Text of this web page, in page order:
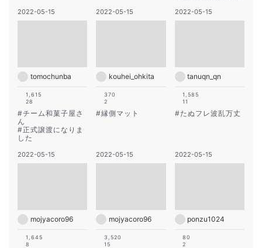
2022-05-15
tomochunba
1,615
28
#チーム和菓子屋さ
ん
#正式譲渡になりま
した
2022-05-15
kouhei_ohkita
370
2
#縁側マット
2022-05-15
tanuqn_qn
1,585
11
#たぬフレ波乱万丈
2022-05-15
mojyacoro96
1,645
8
2022-05-15
mojyacoro96
3,520
15
2022-05-15
ponzu1024
80
2